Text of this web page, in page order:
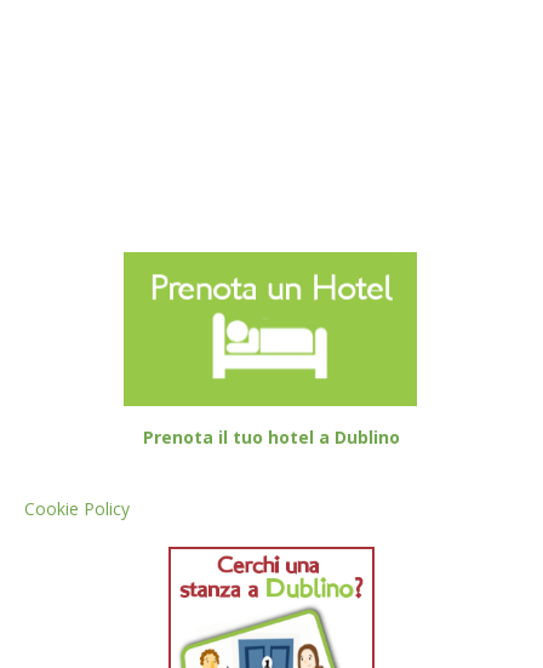
Prenota il tuo hotel a Dublino
Cookie Policy